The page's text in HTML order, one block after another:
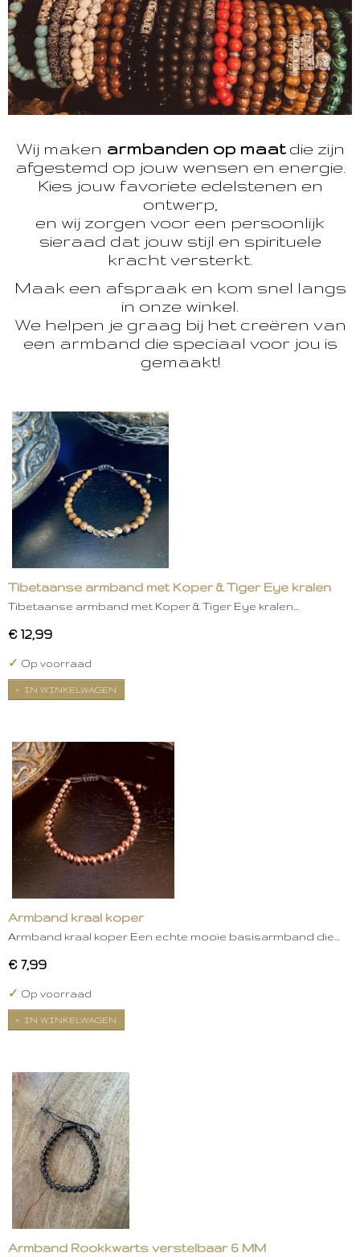
Wij maken armbanden op maatdie zijn
afgestemd op jouw wensen en energie.
Kies jouw favoriete edelstenen en
ontwerp,
en wij zorgen voor een persoonlijk
sieraad dat jouw stijl en spirituele
kracht versterkt.
Maak een afspraak en kom snel langs
in onze winkel.
We helpen je graag bij het creëren van
een armband die speciaal voor jou is
gemaakt!
Tibetaanse armband met Koper & Tiger Eye kralen
Tibetaanse armband met Koper & Tiger Eye kralen…
€ 12,99
✓ Op voorraad
IN WINKELWAGEN
Armband kraal koper
Armband kraal koper Een echte mooie basisarmband die…
€ 7,99
✓ Op voorraad
IN WINKELWAGEN
Armband Rookkwarts verstelbaar 6 MM